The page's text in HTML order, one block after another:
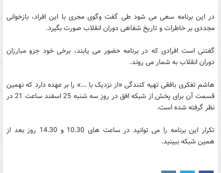
در این برنامه سعی می شود طی گفت وگوی مجری با این افراد، بازخوانی
مجددی بر خاطرات و تاریخ شفاهی دوران انقلاب صورت بگیرد.
گفتنی است افرادی که در برنامه حضور می یابند، برخی خود جزو مبارزان
دوران انقلاب به شمار می روند.
هاشم تفکری بافقی تهیه کنندگی «از نزدیک با ...» را بر عهده دارد که نهمین
قسمت آن برای پخش از شبکه افق در روز سه شنبه 25 اسفند ساعت 21 در
نظر گرفته شده است.
تکرار این برنامه را می توانید در ساعت های 10.30 و 14.30 روز بعد از
همین شبکه ببینید.